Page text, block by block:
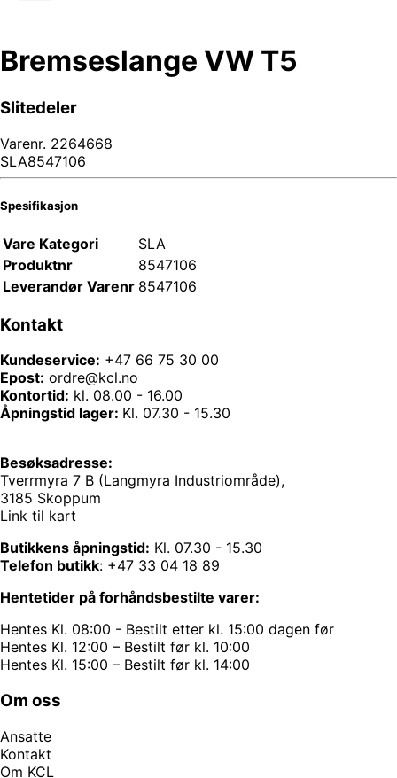
Bremseslange VW T5
Slitedeler
Varenr. 2264668
SLA8547106
Spesifikasjon
Vare Kategori
SLA
Produktnr
8547106
Leverandør Varenr 8547106
Kontakt
Kundeservice: +47 66 75 30 00
Epost: ordre@kcl.no
Kontortid: kl. 08.00 - 16.00
Åpningstid lager: Kl. 07.30 - 15.30
Besøksadresse:
Tverrmyra 7 B (Langmyra Industriområde),
3185 Skoppum
Link til kart
Butikkens åpningstid: Kl. 07.30 - 15.30
Telefon butikk: +47 33 04 18 89
Hentetider på forhåndsbestilte varer:
Hentes Kl. 08:00 - Bestilt etter kl. 15:00 dagen før
Hentes Kl. 12:00 – Bestilt før kl. 10:00
Hentes Kl. 15:00 – Bestilt før kl. 14:00
Om oss
Ansatte
Kontakt
Om KCL